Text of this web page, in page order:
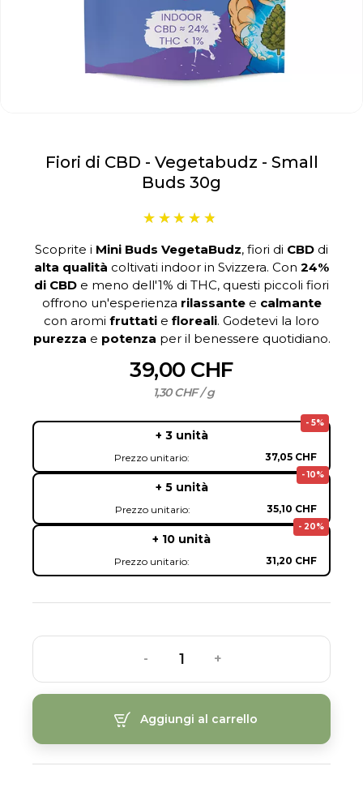
Fiori di CBD - Vegetabudz - Small
Buds 30g
Scoprite i Mini Buds VegetaBudz, fiori di CBD di
alta qualità coltivati indoor in Svizzera. Con 24%
di CBD e meno dell'1% di THC, questi piccoli fiori
offrono un'esperienza rilassantee calmante
con aromi fruttati e floreali. Godetevi la loro
purezza e potenza per il benessere quotidiano.
39,00 CHF
1,30 CHF / g
- 5%
+ 3 unità
Prezzo unitario: 37,05 CHF
- 10%
+ 5 unità
Prezzo unitario: 35,10 CHF
- 20%
+ 10 unità
Prezzo unitario: 31,20 CHF
- +
Aggiungi al carrello